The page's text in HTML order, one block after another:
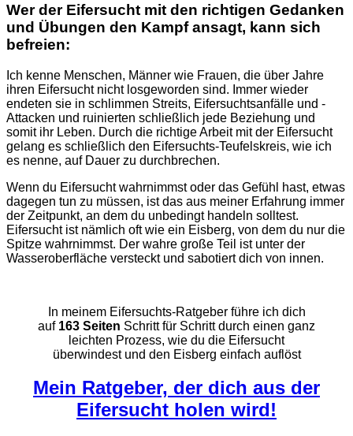
Wer der Eifersucht mit den richtigen Gedanken
und Übungen den Kampf ansagt, kann sich
befreien:
Ich kenne Menschen, Männer wie Frauen, die über Jahre
ihren Eifersucht nicht losgeworden sind. Immer wieder
endeten sie in schlimmen Streits, Eifersuchtsanfälle und -
Attacken und ruinierten schließlich jede Beziehung und
somit ihr Leben. Durch die richtige Arbeit mit der Eifersucht
gelang es schließlich den Eifersuchts-Teufelskreis, wie ich
es nenne, auf Dauer zu durchbrechen.
Wenn du Eifersucht wahrnimmst oder das Gefühl hast, etwas
dagegen tun zu müssen, ist das aus meiner Erfahrung immer
der Zeitpunkt, an dem du unbedingt handeln solltest.
Eifersucht ist nämlich oft wie ein Eisberg, von dem du nur die
Spitze wahrnimmst. Der wahre große Teil ist unter der
Wasseroberfläche versteckt und sabotiert dich von innen.
In meinem Eifersuchts-Ratgeber führe ich dich
auf 163 Seiten Schritt für Schritt durch einen ganz
leichten Prozess, wie du die Eifersucht
überwindest und den Eisberg einfach auflöst
Mein Ratgeber, der dich aus der
Eifersucht holen wird!